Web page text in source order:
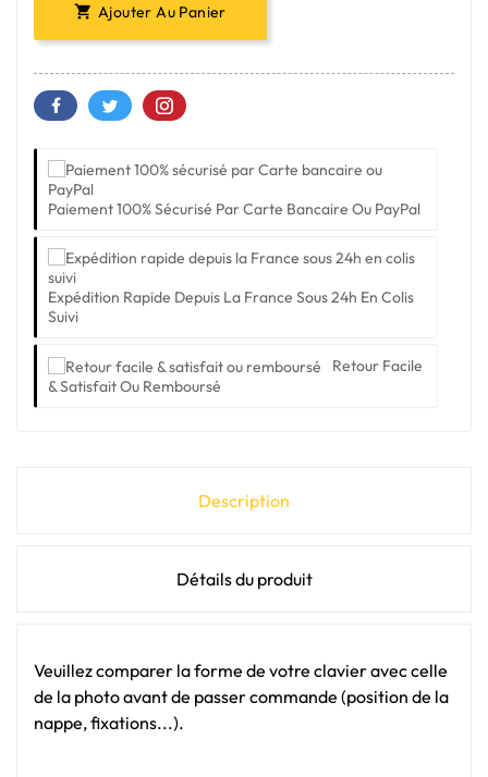
 Ajouter Au Panier
Paiement 100% Sécurisé Par Carte Bancaire Ou PayPal
Expédition Rapide Depuis La France Sous 24h En Colis
Suivi
Retour Facile
& Satisfait Ou Remboursé
Description
Détails du produit
Veuillez comparer la forme de votre clavier avec celle
de la photo avant de passer commande (position de la
nappe, fixations...).